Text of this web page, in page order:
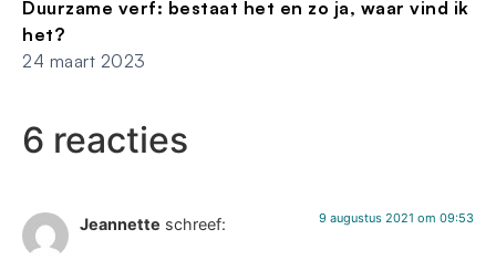
Duurzame verf: bestaat het en zo ja, waar vind ik
het?
24 maart 2023
6 reacties
Jeannette schreef: 9 augustus 2021 om 09:53